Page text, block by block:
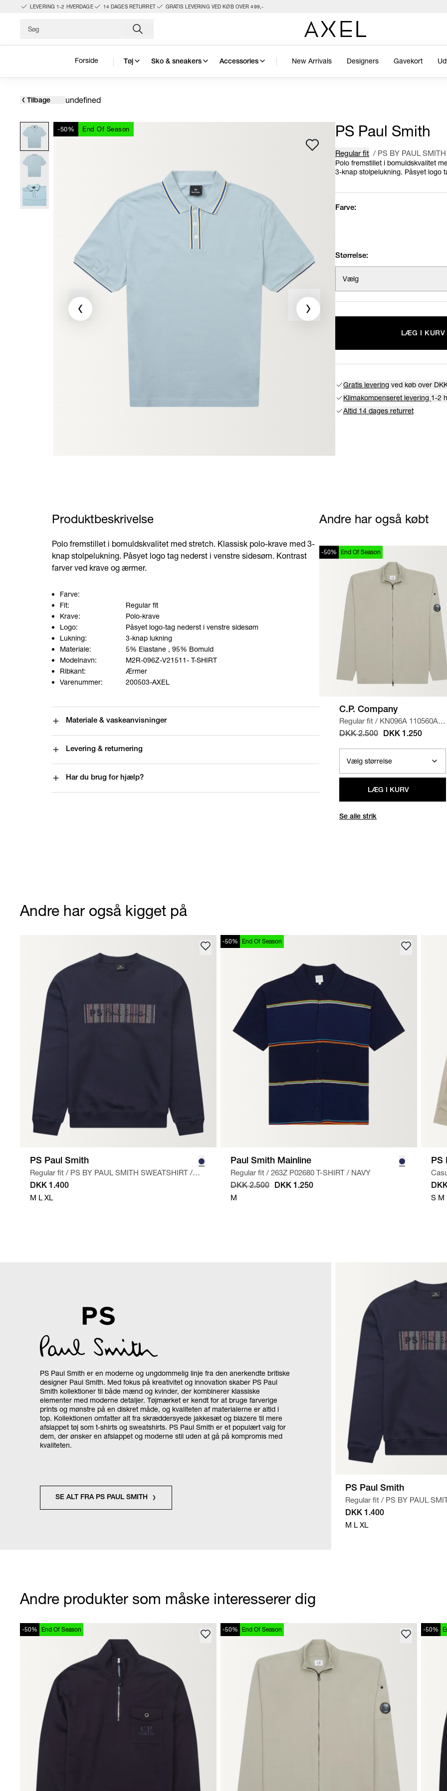
LEVERING 1-2 HVERDAGE 14 DAGES RETURRET GRATIS LEVERING VED KØB OVER 499,-
Forside Tøj Sko & sneakers Accessories New Arrivals Designers Gavekort
Tilbage undefined
-50% End Of Season PS Paul Smith
Regular fit / PS BY PAUL
Polo fremstillet i bomuldskvalitet
3-knap stolpelukning. Påsyet logo
Farve:
Størrelse:
Vælg
LÆG I KURV
Gratis levering ved køb over
Klimakompenseret levering 1-2
Altid 14 dages returret
Produktbeskrivelse
Polo fremstillet i bomuldskvalitet med stretch. Klassisk polo-krave med 3-
knap stolpelukning. Påsyet logo tag nederst i venstre sidesøm. Kontrast
farver ved krave og ærmer.
Farve:
Fit:
Regular fit
Krave:
Polo-krave
Logo:
Påsyet logo-tag nederst i venstre sidesøm
Lukning:
3-knap lukning
Materiale:
5% Elastane , 95% Bomuld
Modelnavn:
M2R-096Z-V21511- T-SHIRT
Ribkant:
Ærmer
Varenummer:
200503-AXEL
Materiale & vaskeanvisninger
Levering & returnering
Har du brug for hjælp?
Andre har også købt
-50% End Of Season
C.P. Company
Regular fit / KN096A 110560A
STRIK
SAND
DKK 2.500 DKK 1.250
LÆG I KURV
Se alle strik
Andre har også kigget på
PS Paul Smith
Regular fit / PS BY PAUL SMITH SWEATSHIRT /
NAVY
DKK 1.400
M L XL
-50% End Of Season
Paul Smith Mainline
Regular fit / 263Z P02680 T-SHIRT / NAVY
DKK 2.500 DKK 1.250
M
PS
S M
PS Paul Smith er en moderne og ungdommelig linje fra den anerkendte britiske
designer Paul Smith. Med fokus på kreativitet og innovation skaber PS Paul
Smith kollektioner til både mænd og kvinder, der kombinerer klassiske
elementer med moderne detaljer. Tøjmærket er kendt for at bruge farverige
prints og mønstre på en diskret måde, og kvaliteten af materialerne er altid i
top. Kollektionen omfatter alt fra skræddersyede jakkesæt og blazere til mere
afslappet tøj som t-shirts og sweatshirts. PS Paul Smith er et populært valg for
dem, der ønsker en afslappet og moderne stil uden at gå på kompromis med
kvaliteten.
SE ALT FRA PS PAUL SMITH
PS Paul Smith
Regular fit / PS BY PAUL
NAVY
DKK 1.400
M L XL
Andre produkter som måske interesserer dig
-50% End Of Season -50% End Of Season -50%